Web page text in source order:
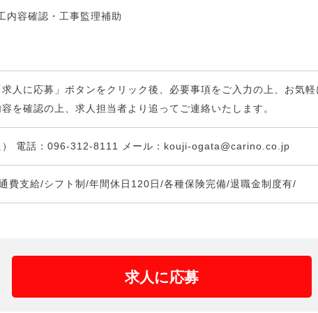
内容確認・工事監理補助
人に応募」ボタンをクリック後、必要事項をご入力の上、お気軽
を確認の上、求人担当者より追ってご連絡いたします。
） 電話：096-312-8111 メール：kouji-ogata@carino.co.jp
費支給/シフト制/年間休日120日/各種保険完備/退職金制度有/